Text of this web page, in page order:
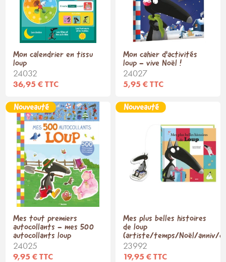
Mon calendrier en tissu
loup
24032
36,95 € TTC
Mon cahier d'activités
loup - vive Noël !
24027
5,95 € TTC
Mes tout premiers
autocollants - mes 500
autocollants loup
24025
9,95 € TTC
Mes plus belles histoires
de loup
(artiste/temps/Noël/anniv/
23992
19,95 € TTC